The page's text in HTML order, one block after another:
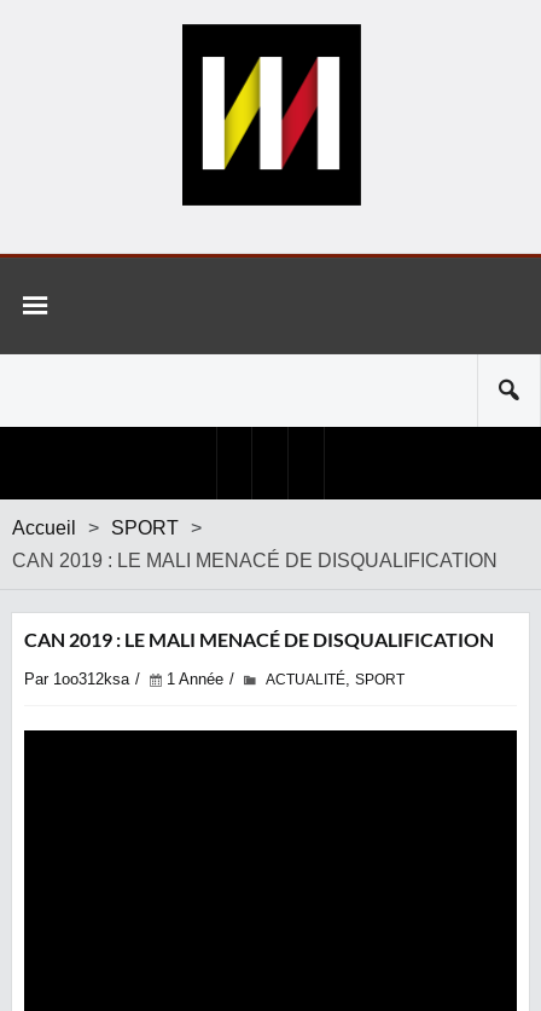
Accueil > SPORT >
CAN 2019 : LE MALI MENACÉ DE DISQUALIFICATION
CAN 2019 : LE MALI MENACÉ DE DISQUALIFICATION
Par 1oo312ksa 1 Année ACTUALITÉ, SPORT